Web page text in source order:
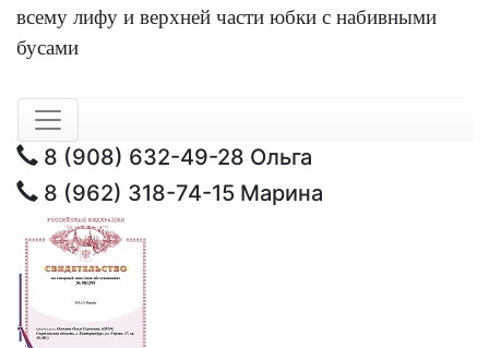
всему лифу и верхней части юбки с набивными
бусами
8 (908) 632-49-28 Ольга
8 (962) 318-74-15 Марина